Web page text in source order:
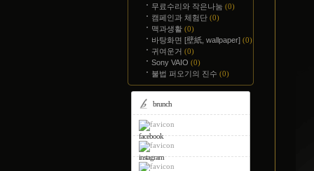
무료수리와 작은나눔 (0)
캠페인과 체험단 (0)
맥과생활 (0)
바탕화면 [壁紙, wallpaper] (0)
귀여운거 (0)
Sony VAIO (0)
불법 퍼오기의 진수 (0)
brunch
facebook
instagram